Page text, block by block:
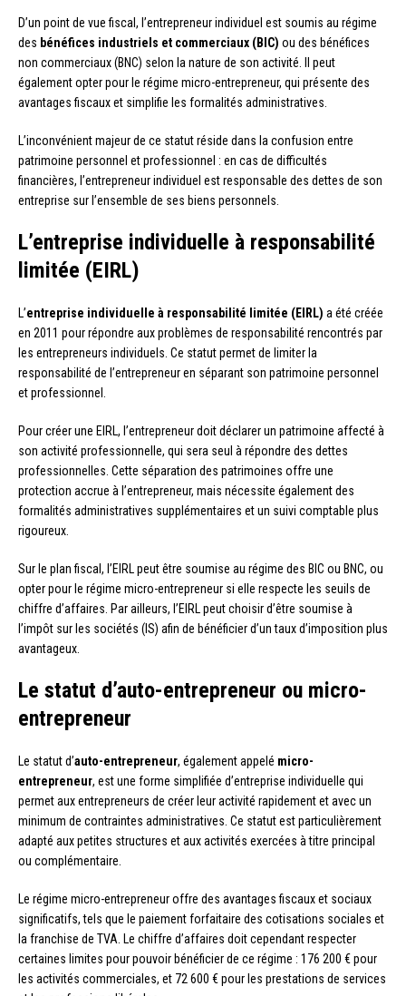
D’un point de vue fiscal, l’entrepreneur individuel est soumis au régime
des bénéfices industriels et commerciaux (BIC) ou des bénéfices
non commerciaux (BNC) selon la nature de son activité. Il peut
également opter pour le régime micro-entrepreneur, qui présente des
avantages fiscaux et simplifie les formalités administratives.
L’inconvénient majeur de ce statut réside dans la confusion entre
patrimoine personnel et professionnel : en cas de difficultés
financières, l’entrepreneur individuel est responsable des dettes de son
entreprise sur l’ensemble de ses biens personnels.
L’entreprise individuelle à responsabilité
limitée (EIRL)
L’entreprise individuelle à responsabilité limitée (EIRL) a été créée
en 2011 pour répondre aux problèmes de responsabilité rencontrés par
les entrepreneurs individuels. Ce statut permet de limiter la
responsabilité de l’entrepreneur en séparant son patrimoine personnel
et professionnel.
Pour créer une EIRL, l’entrepreneur doit déclarer un patrimoine affecté à
son activité professionnelle, qui sera seul à répondre des dettes
professionnelles. Cette séparation des patrimoines offre une
protection accrue à l’entrepreneur, mais nécessite également des
formalités administratives supplémentaires et un suivi comptable plus
rigoureux.
Sur le plan fiscal, l’EIRL peut être soumise au régime des BIC ou BNC, ou
opter pour le régime micro-entrepreneur si elle respecte les seuils de
chiffre d’affaires. Par ailleurs, l’EIRL peut choisir d’être soumise à
l’impôt sur les sociétés (IS) afin de bénéficier d’un taux d’imposition plus
avantageux.
Le statut d’auto-entrepreneur ou micro-
entrepreneur
Le statut d’auto-entrepreneur, également appelé micro-
entrepreneur, est une forme simplifiée d’entreprise individuelle qui
permet aux entrepreneurs de créer leur activité rapidement et avec un
minimum de contraintes administratives. Ce statut est particulièrement
adapté aux petites structures et aux activités exercées à titre principal
ou complémentaire.
Le régime micro-entrepreneur offre des avantages fiscaux et sociaux
significatifs, tels que le paiement forfaitaire des cotisations sociales et
la franchise de TVA. Le chiffre d’affaires doit cependant respecter
certaines limites pour pouvoir bénéficier de ce régime : 176 200 € pour
les activités commerciales, et 72 600 € pour les prestations de services